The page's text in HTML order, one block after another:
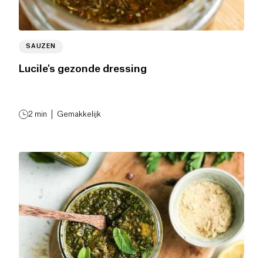
SAUZEN
Lucile's gezonde dressing
2 min Gemakkelijk